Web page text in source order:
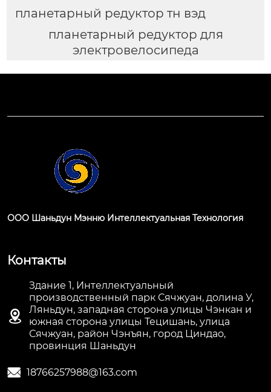
планетарный редуктор тн вэд
планетарный редуктор для
электровелосипеда
ООО Шаньдун Мэнню Интеллектуальная Технология
Контакты

Здание 1, Интеллектуальный
производственный парк Сячжуан, долина У,
Ляньдун, западная сторона улицы Чэнкан и
южная сторона улицы Тецишань, улица
Сячжуан, район Чэнъян, город Циндао,
провинция Шаньдун
 18766257988@163.com